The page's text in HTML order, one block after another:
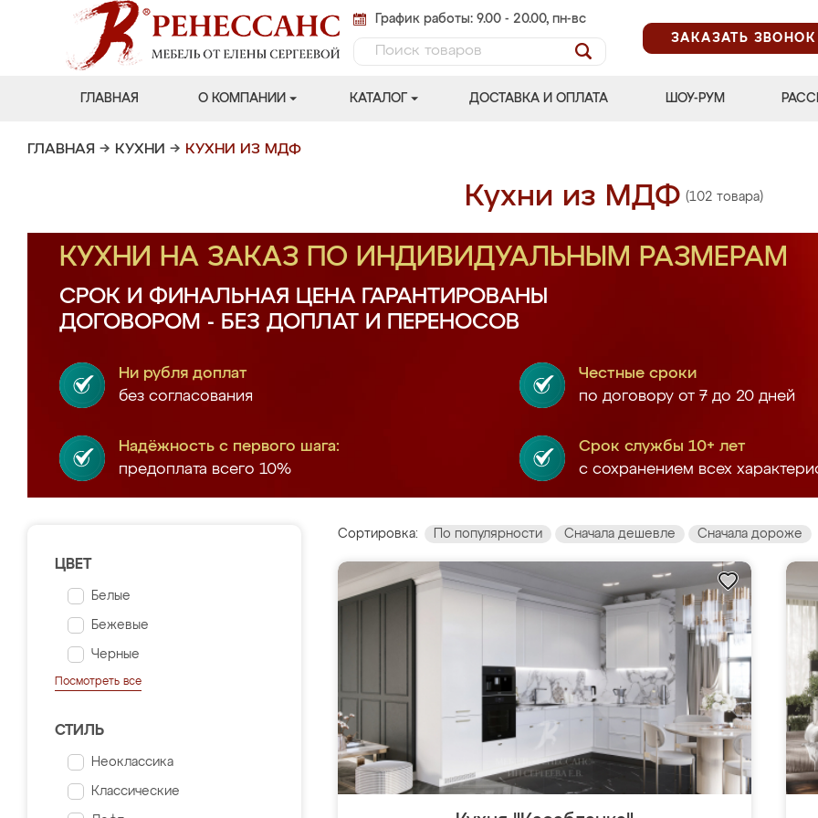
График работы: 9.00 - 20.00, пн-вс
ЗАКАЗАТЬ ЗВОНОК
ГЛАВНАЯ О КОМПАНИИ КАТАЛОГ ДОСТАВКА И ОПЛАТА ШОУ-РУМ
ГЛАВНАЯ → КУХНИ → КУХНИ ИЗ МДФ
Кухни из МДФ (102 товара)
КУХНИ НА ЗАКАЗ ПО ИНДИВИДУАЛЬНЫМ РАЗМЕРАМ
СРОК И ФИНАЛЬНАЯ ЦЕНА ГАРАНТИРОВАНЫ
ДОГОВОРОМ - БЕЗ ДОПЛАТ И ПЕРЕНОСОВ
Ни рубля доплат
без согласования
Честные сроки
по договору от 7 до 20 дней
Надёжность с первого шага:
предоплата всего 10%
Срок службы 10+ лет
с сохранением всех
ЦВЕТ
Белые
Бежевые
Черные
Посмотреть все
СТИЛЬ
Неоклассика
Классические
Сортировка: По популярности Сначала дешевле Сначала дороже